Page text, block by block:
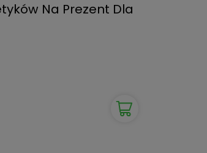
Na Prezent Dla